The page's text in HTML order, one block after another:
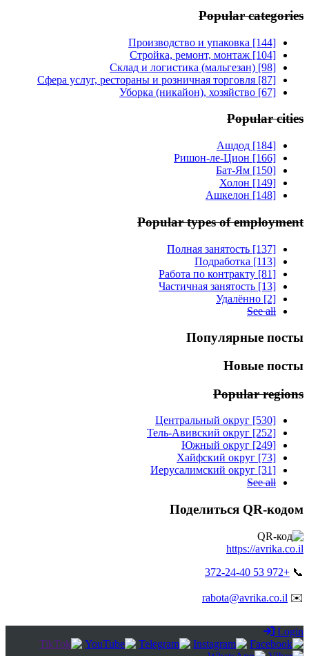
Popular categories
Производство и упаковка [144]
Стройка, ремонт, монтаж [104]
Склад и логистика (мальгезан) [98]
Сфера услуг, рестораны и розничная торговля [87]
Уборка (никайон), хозяйство [67]
Popular cities
Ашдод [184]
Ришон-ле-Цион [166]
Бат-Ям [150]
Холон [149]
Ашкелон [148]
Popular types of employment
Полная занятость [137]
Подработка [113]
Работа по контракту [81]
Частичная занятость [13]
Удалённо [2]
See all
Популярные посты
Новые посты
Popular regions
Центральный округ [530]
Тель-Авивский округ [252]
Южный округ [249]
Хайфский округ [73]
Иерусалимский округ [31]
See all
Поделиться QR-кодом
https://avrika.co.il
📞
+972 53 372-24-40
✉️
rabota@avrika.co.il
Login